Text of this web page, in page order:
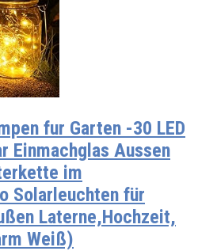
fur Garten -30 LED
Einmachglas Aussen
im
Solarleuchten für
Laterne,Hochzeit,
Weiß)